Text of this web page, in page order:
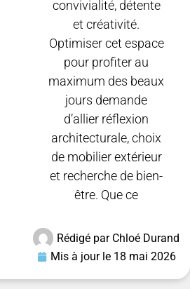
convivialité, détente
et créativité.
Optimiser cet espace
pour profiter au
maximum des beaux
jours demande
d’allier réflexion
architecturale, choix
de mobilier extérieur
et recherche de bien-
être. Que ce
Rédigé par Chloé Durand
Mis à jour le 18 mai 2026